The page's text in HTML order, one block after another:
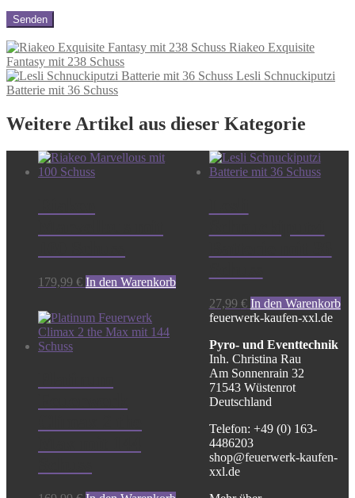
Riakeo Exquisite
Fantasy mit 238 Schuss
Lesli Schnuckiputzi
Batterie mit 36 Schuss
Weitere Artikel aus dieser Kategorie
179,99 € In den Warenkorb
27,99 € In den Warenkorb
feuerwerk-kaufen-xxl.de
Pyro- und Eventtechnik
Inh. Christina Rau
Am Sonnenrain 32
71543 Wüstenrot
Deutschland
Telefon: +49 (0) 163-
4486203
shop@feuerwerk-kaufen-
xxl.de